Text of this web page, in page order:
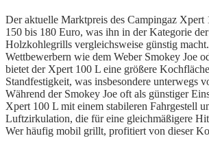
Der aktuelle Marktpreis des Campingaz Xpert
150 bis 180 Euro, was ihn in der Kategorie
Holzkohlegrills vergleichsweise günstig
Wettbewerbern wie dem Weber Smokey Joe
bietet der Xpert 100 L eine größere
Standfestigkeit, was insbesondere unterwegs
Während der Smokey Joe oft als günstiger
Xpert 100 L mit einem stabileren Fahrgestell
Luftzirkulation, die für eine gleichmäßigere
Wer häufig mobil grillt, profitiert von dieser